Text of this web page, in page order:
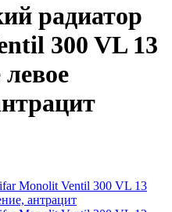
радиатор
300 VL 13